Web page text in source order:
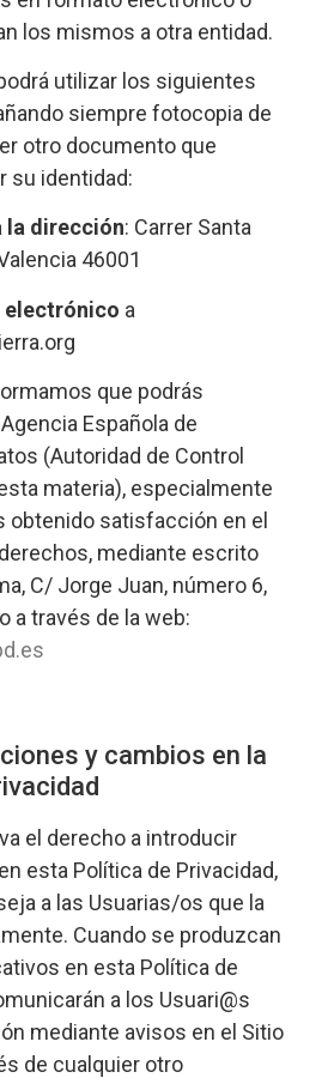
los mismos a otra entidad.
utilizar los siguientes
siempre fotocopia de
otro documento que
su identidad:
la dirección: Carrer Santa
46001
electrónico a
que podrás
Española de
(Autoridad de Control
materia), especialmente
obtenido satisfacción en el
mediante escrito
C/ Jorge Juan, número 6,
a través de la web:
y cambios en la
el derecho a introducir
esta Política de Privacidad,
a las Usuarias/os que la
Cuando se produzcan
en esta Política de
a los Usuari@s
mediante avisos en el Sitio
de cualquier otro